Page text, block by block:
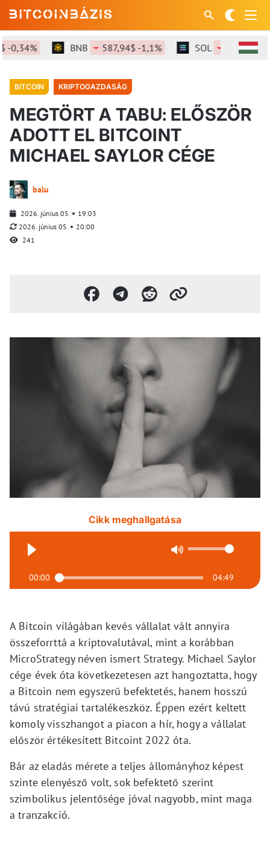
BNB 587,94$ -1,1% SOL 72,66$ -
BITCOIN KRIPTOGAZDASÁG
MEGTÖRT A TABU: ELŐSZÖR
ADOTT EL BITCOINT
MICHAEL SAYLOR CÉGE
balu
2026. június 05.
19:03
2026. június 05.
20:00
241
Cikk meghallgatása
00:00 04:49
A Bitcoin világában kevés vállalat vált annyira
összeforrttá a kriptovalutával, mint a korábban
MicroStrategy néven ismert Strategy. Michael Saylor
cége évek óta következetesen azt hangoztatta, hogy
a Bitcoin nem egyszerű befektetés, hanem hosszú
távú stratégiai tartalékeszköz. Éppen ezért keltett
komoly visszhangot a piacon a hír, hogy a vállalat
először értékesített Bitcoint 2022 óta.
Bár az eladás mérete a teljes állományhoz képest
szinte elenyésző volt, sok befektető szerint
szimbolikus jelentősége jóval nagyobb, mint maga
a tranzakció.